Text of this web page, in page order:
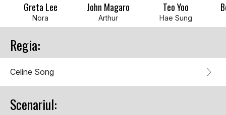
Greta Lee
Nora
John Magaro
Arthur
Teo Yoo
Hae Sung
Regia:
Celine Song
Scenariul: